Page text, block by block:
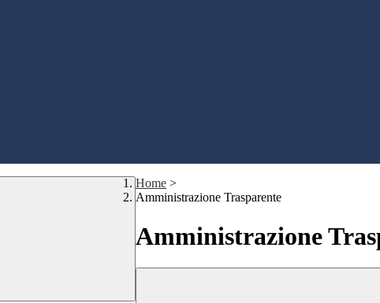
Home >
Amministrazione Trasparente
Amministrazione